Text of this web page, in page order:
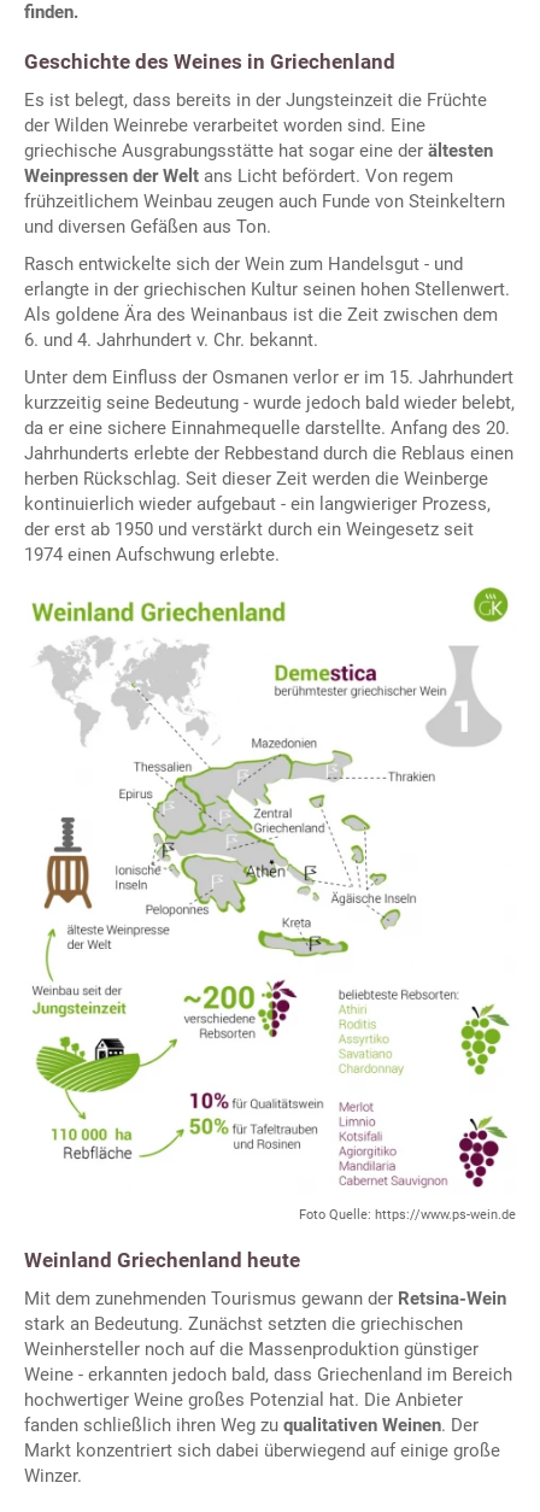
finden.
Geschichte des Weines in Griechenland
Es ist belegt, dass bereits in der Jungsteinzeit die Früchte
der Wilden Weinrebe verarbeitet worden sind. Eine
griechische Ausgrabungsstätte hat sogar eine der ältesten
Weinpressen der Welt ans Licht befördert. Von regem
frühzeitlichem Weinbau zeugen auch Funde von Steinkeltern
und diversen Gefäßen aus Ton.
Rasch entwickelte sich der Wein zum Handelsgut - und
erlangte in der griechischen Kultur seinen hohen Stellenwert.
Als goldene Ära des Weinanbaus ist die Zeit zwischen dem
6. und 4. Jahrhundert v. Chr. bekannt.
Unter dem Einfluss der Osmanen verlor er im 15. Jahrhundert
kurzzeitig seine Bedeutung - wurde jedoch bald wieder belebt,
da er eine sichere Einnahmequelle darstellte. Anfang des 20.
Jahrhunderts erlebte der Rebbestand durch die Reblaus einen
herben Rückschlag. Seit dieser Zeit werden die Weinberge
kontinuierlich wieder aufgebaut - ein langwieriger Prozess,
der erst ab 1950 und verstärkt durch ein Weingesetz seit
1974 einen Aufschwung erlebte.
Foto Quelle: https://www.ps-wein.de
Weinland Griechenland heute
Mit dem zunehmenden Tourismus gewann der Retsina-Wein
stark an Bedeutung. Zunächst setzten die griechischen
Weinhersteller noch auf die Massenproduktion günstiger
Weine - erkannten jedoch bald, dass Griechenland im Bereich
hochwertiger Weine großes Potenzial hat. Die Anbieter
fanden schließlich ihren Weg zu qualitativen Weinen. Der
Markt konzentriert sich dabei überwiegend auf einige große
Winzer.